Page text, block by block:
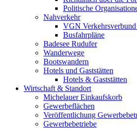
Politische
Nahverkehr
VGN
Busfahrpläne
Badesee Rudufer
Wanderwege
Bootswandern
Hotels und Gaststätten
Hotels & Gaststätten
Wirtschaft & Standort
Michelauer Einkaufskorb
Gewerbeflächen
Veröffentlichung
Gewerbebetriebe